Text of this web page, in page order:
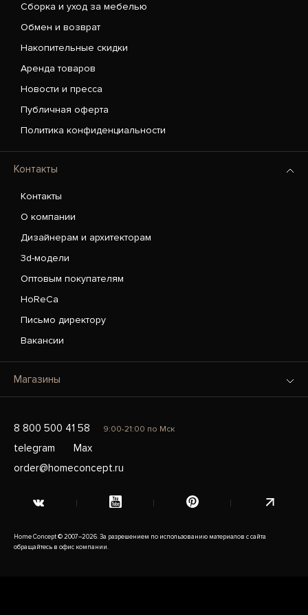
Сборка и уход за мебелью
Обмен и возврат
Накопительные скидки
Аренда товаров
Новости и пресса
Публичная оферта
Политика конфиденциальности
Контакты
Контакты
О компании
Дизайнерам и архитекторам
3d-модели
Оптовым покупателям
HoReCa
Письмо директору
Вакансии
Магазины
8 800 500 41 58 9:00-21:00 по Мск
telegram
Max
order@homeconcept.ru
Home Concept © 2007–2026. За разрешением по использованию материалов с сайта
обращайтесь в офис компании.